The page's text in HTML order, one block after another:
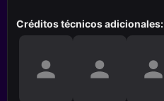
Créditos técnicos adicionales: